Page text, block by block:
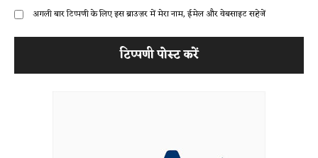
अगली बार टिप्पणी के लिए इस ब्राउज़र में मेरा नाम, ईमेल और वेबसाइट सहेजें